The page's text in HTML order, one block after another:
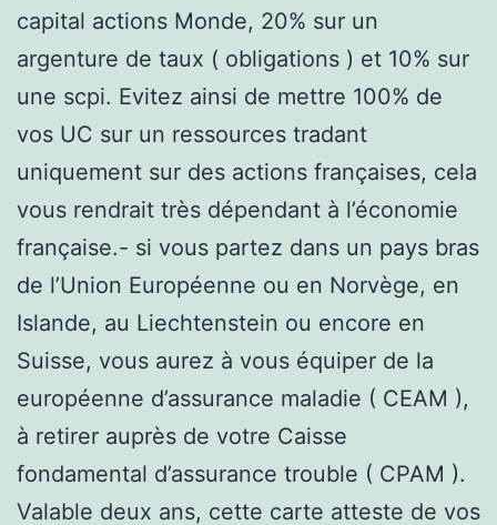
capital actions Monde, 20% sur un
argenture de taux ( obligations ) et 10% sur
une scpi. Evitez ainsi de mettre 100% de
vos UC sur un ressources tradant
uniquement sur des actions françaises, cela
vous rendrait très dépendant à l’économie
française.- si vous partez dans un pays bras
de l’Union Européenne ou en Norvège, en
Islande, au Liechtenstein ou encore en
Suisse, vous aurez à vous équiper de la
européenne d’assurance maladie ( CEAM ),
à retirer auprès de votre Caisse
fondamental d’assurance trouble ( CPAM ).
Valable deux ans, cette carte atteste de vos